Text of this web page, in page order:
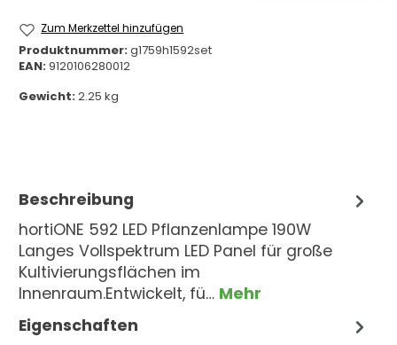
Zum Merkzettel hinzufügen
Produktnummer:g1759h1592set
EAN:9120106280012
Gewicht:2.25 kg
Beschreibung
hortiONE 592 LED Pflanzenlampe 190W
Langes Vollspektrum LED Panel für große
Kultivierungsflächen im
Innenraum.Entwickelt, fü… Mehr
Eigenschaften